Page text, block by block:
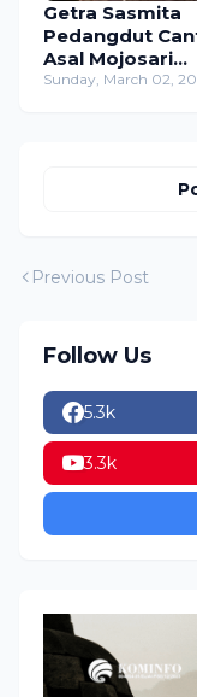
Getra Sasmita
Pedangdut
Asal Mojosari
Mojokerto
Sunday, March 02,
Previous Post
Follow Us
5.3k
3.3k